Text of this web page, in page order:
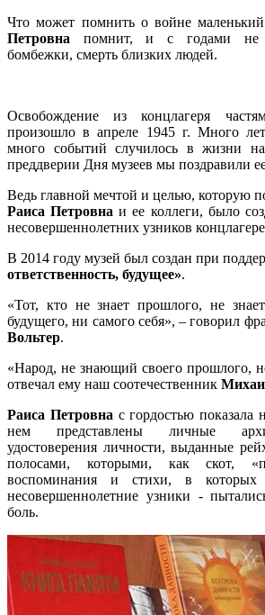
Что может помнить о войне
Петровна помнит, и с годами не
бомбежки, смерть близких людей.
Освобождение из концлагеря
произошло в апреле 1945 г. Много
много событий случилось в жизни
преддверии Дня музеев мы поздравили
Ведь главной мечтой и целью, которую
Раиса Петровнаи ее коллеги, было
несовершеннолетних узников
В 2014 году музей был создан при
ответственность, будущее».
«Тот, кто не знает прошлого, не
будущего, ни самого себя», – говорил
Вольтер.
«Народ, не знающий своего прошлого,
отвечал ему наш соотечественник
Раиса Петровна с гордостью показала
нем представлены личные
удостоверения личности, выданные
полосами, которыми, как скот,
воспоминания и стихи, в
несовершеннолетние узники -
боль.